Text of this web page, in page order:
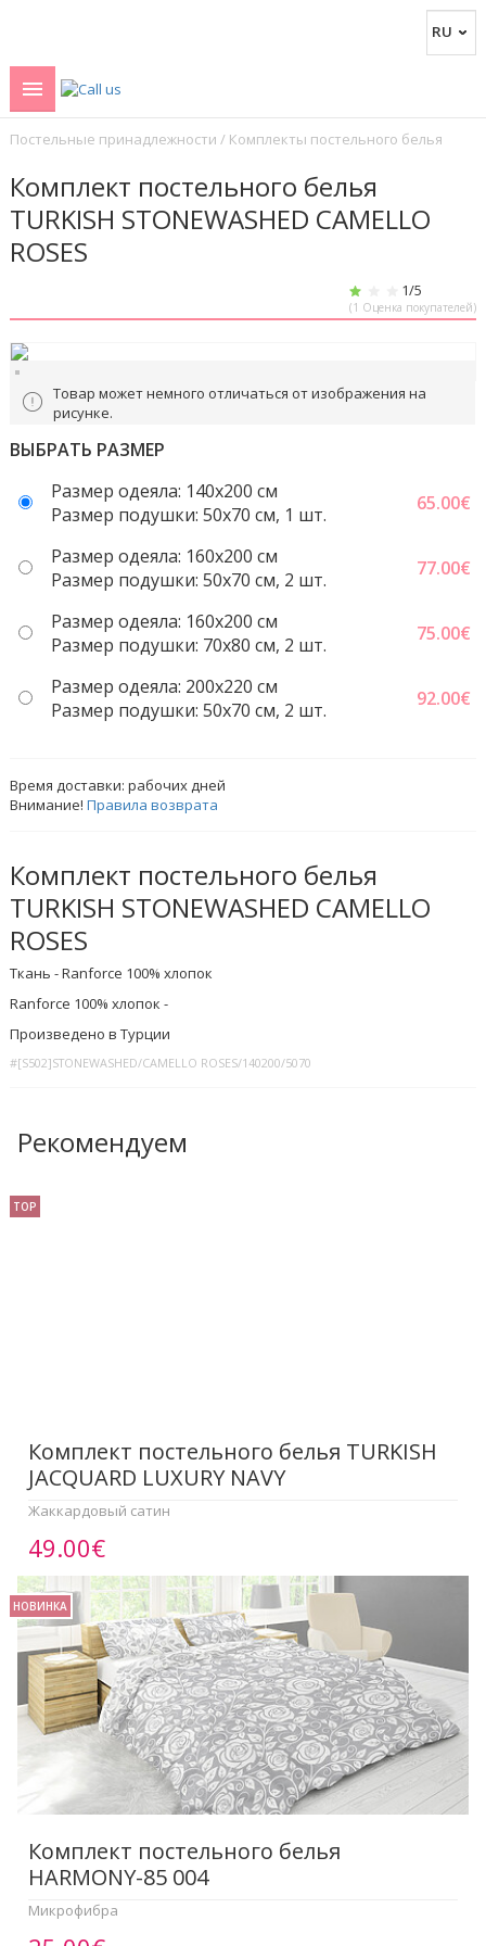
Постельные принадлежности / Комплекты постельного белья
Комплект постельного белья
TURKISH STONEWASHED CAMELLO
ROSES
1/5
(1 Оценка покупателей)
Товар может немного отличаться от изображения на
рисунке.
ВЫБРАТЬ РАЗМЕР
Размер одеяла: 140x200 см
Размер подушки: 50x70 cм, 1 шт.
65.00€
Размер одеяла: 160x200 см
Размер подушки: 50x70 cм, 2 шт.
77.00€
Размер одеяла: 160x200 см
Размер подушки: 70x80 см, 2 шт.
75.00€
Размер одеяла: 200x220 cм
Размер подушки: 50x70 cм, 2 шт.
92.00€
Время доставки:рабочих дней
Внимание!Правила возврата
Комплект постельного белья
TURKISH STONEWASHED CAMELLO
ROSES
Ткань - Ranforce 100% хлопок
Ranforce 100% хлопок -
Произведено в Турции
#[S502]STONEWASHED/CAMELLO ROSES/140200/5070
Рекомендуем
TOP
Комплект постельного белья TURKISH
JACQUARD LUXURY NAVY
Жаккардовый сатин
49.00€
НОВИНКА
Комплект постельного белья
HARMONY-85 004
Микрофибра